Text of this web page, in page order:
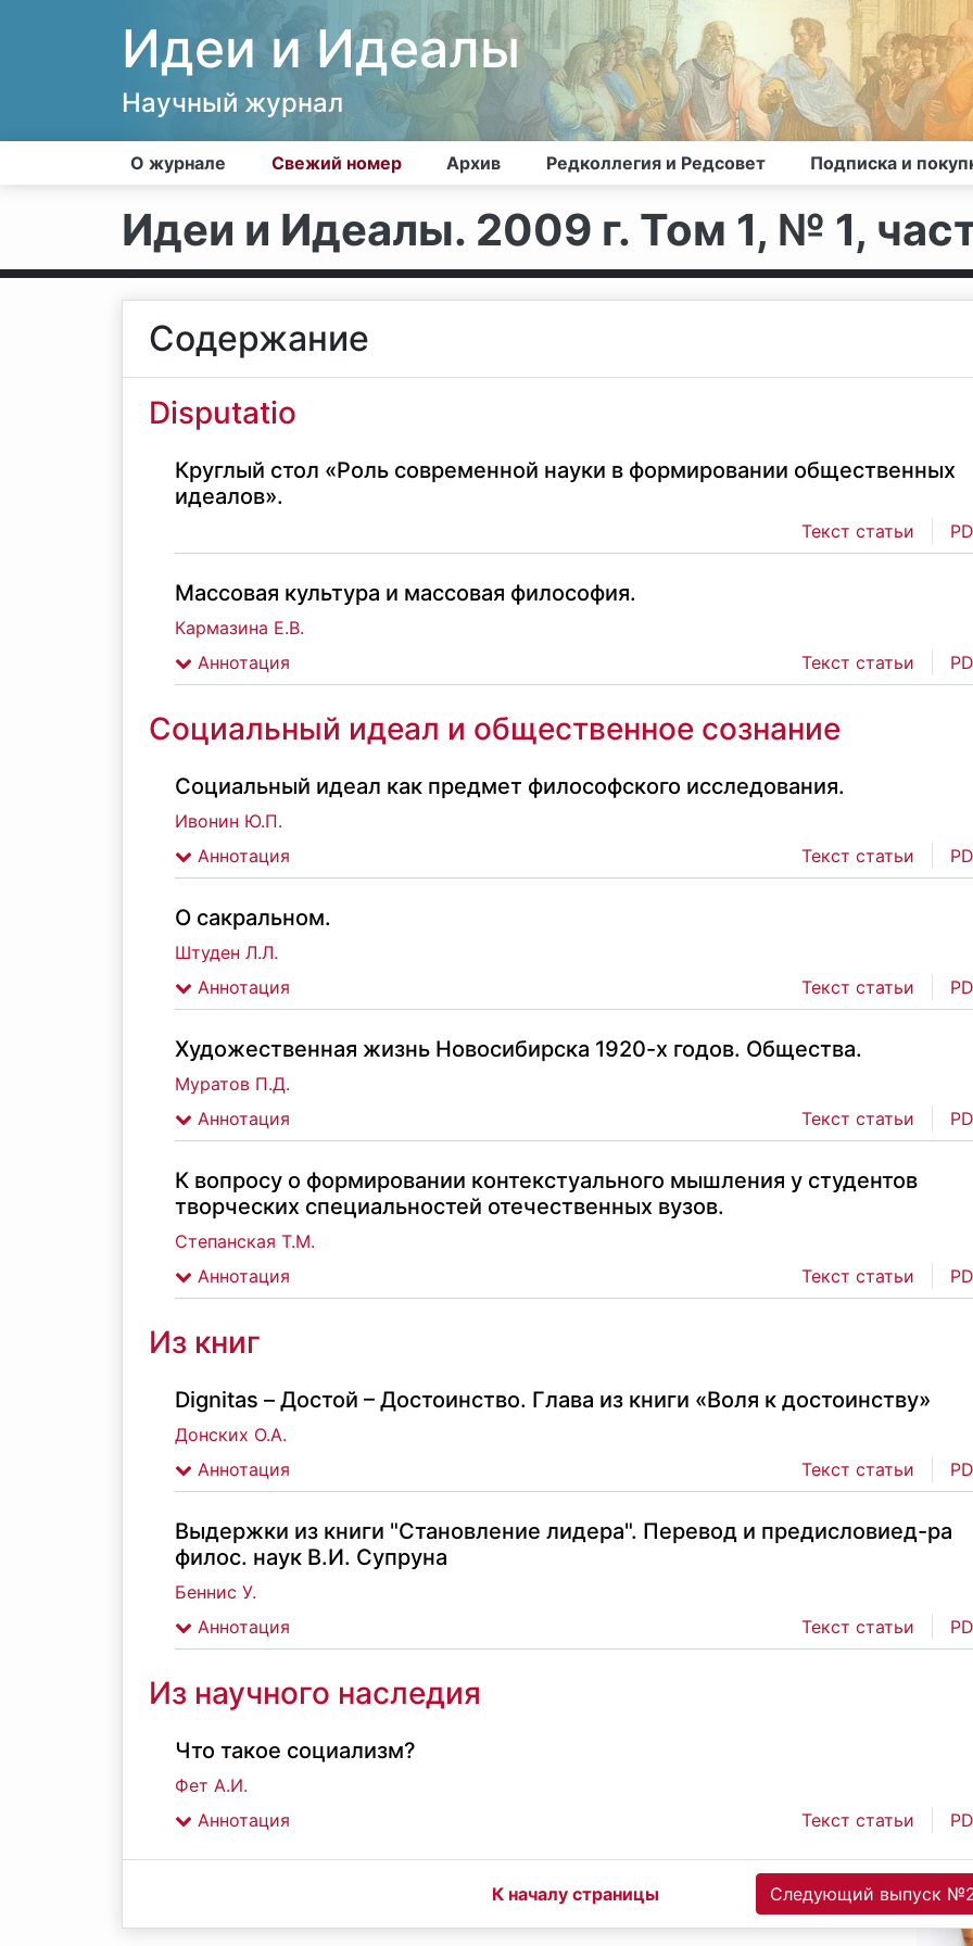
Идеи и Идеалы
Научный журнал
О журнале Свежий номер Архив Редколлегия и Редсовет Подписка и
Идеи и Идеалы. 2009 г. Том 1, № 1,
Содержание
Disputatio
Круглый стол «Роль современной науки в формировании общественных
идеалов».
Текст статьи
Массовая культура и массовая философия.
Кармазина Е.В.
Аннотация
Текст статьи
Социальный идеал и общественное сознание
Социальный идеал как предмет философского исследования.
Ивонин Ю.П.
Аннотация
Текст статьи
О сакральном.
Штуден Л.Л.
Аннотация
Текст статьи
Художественная жизнь Новосибирска 1920-х годов. Общества.
Муратов П.Д.
Аннотация
Текст статьи
К вопросу о формировании контекстуального мышления у студентов
творческих специальностей отечественных вузов.
Степанская Т.М.
Аннотация
Текст статьи
Из книг
Dignitas – Достой – Достоинство. Глава из книги «Воля к достоинству»
Донских О.А.
Аннотация
Текст статьи
Выдержки из книги "Становление лидера". Перевод и предисловиед-ра
филос. наук В.И. Супруна
Беннис У.
Аннотация
Текст статьи
Из научного наследия
Что такое социализм?
Фет А.И.
Аннотация
Текст статьи
К началу страницы Следующий выпуск